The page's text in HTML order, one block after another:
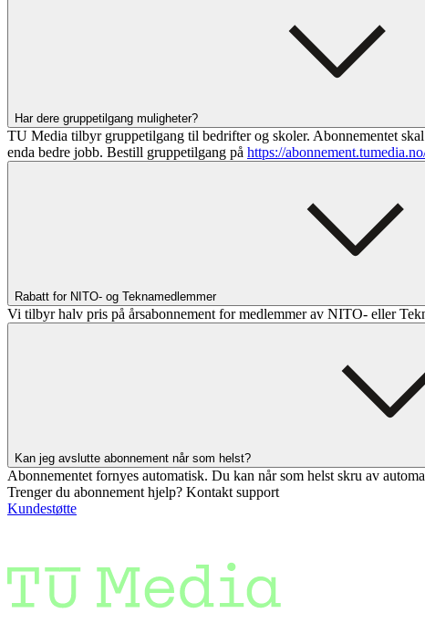
Har dere gruppetilgang muligheter?
TU Media tilbyr gruppetilgang til bedrifter og skoler. Abonnementet
enda bedre jobb. Bestill gruppetilgang på https://
Rabatt for NITO- og Teknamedlemmer
Vi tilbyr halv pris på årsabonnement for medlemmer av NITO- eller
Kan jeg avslutte abonnement når som helst?
Abonnementet fornyes automatisk. Du kan når som helst skru av
Trenger du abonnement hjelp? Kontakt support
Kundestøtte